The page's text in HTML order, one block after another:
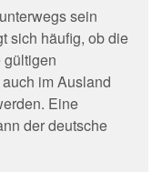
sein
sich häufig, ob die
gültigen
im Ausland
Eine
der deutsche